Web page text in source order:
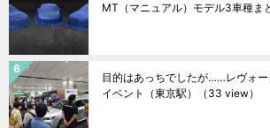
MT（マニュアル）モデル3車種ま
目的はあっちでしたが……レヴォ
イベント（東京駅）
（33 view）